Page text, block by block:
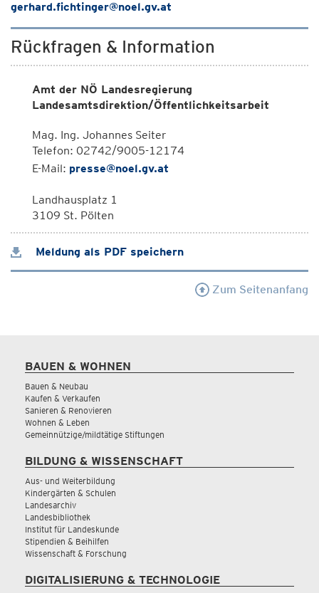
gerhard.fichtinger@noel.gv.at
Rückfragen & Information
Amt der NÖ Landesregierung
Landesamtsdirektion/Öffentlichkeitsarbeit
Mag. Ing. Johannes Seiter
Telefon: 02742/9005-12174
E-Mail: presse@noel.gv.at
Landhausplatz 1
3109 St. Pölten
Meldung als PDF speichern
Zum Seitenanfang
BAUEN & WOHNEN
Bauen & Neubau
Kaufen & Verkaufen
Sanieren & Renovieren
Wohnen & Leben
Gemeinnützige/mildtätige Stiftungen
BILDUNG & WISSENSCHAFT
Aus- und Weiterbildung
Kindergärten & Schulen
Landesarchiv
Landesbibliothek
Institut für Landeskunde
Stipendien & Beihilfen
Wissenschaft & Forschung
DIGITALISIERUNG & TECHNOLOGIE